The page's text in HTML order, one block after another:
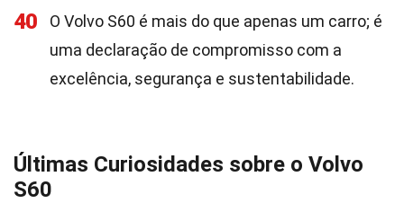
40
O Volvo S60 é mais do que apenas um carro; é
uma declaração de compromisso com a
excelência, segurança e sustentabilidade.
Últimas Curiosidades sobre o Volvo
S60